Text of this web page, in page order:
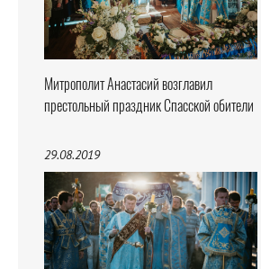
Митрополит Анастасий возглавил
престольный праздник Спасской обители
29.08.2019